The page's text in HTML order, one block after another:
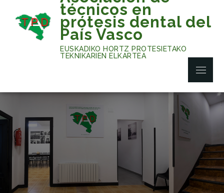
content
técnicos en
prótesis dental del
País Vasco
EUSKADIKO HORTZ PROTESIETAKO
TEKNIKARIEN ELKARTEA
Menu